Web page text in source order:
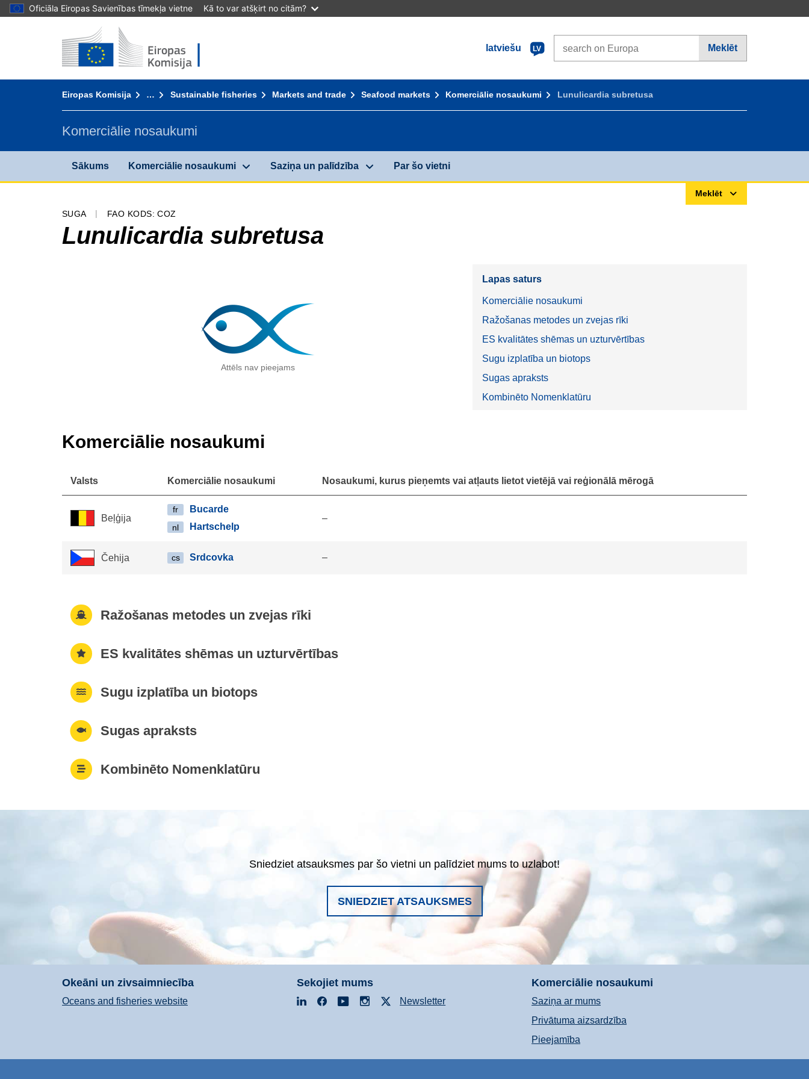
Oficiāla Eiropas Savienības tīmekļa vietne Kā to var atšķirt no citām?
Sākums - Eiropas Komisija
latviešu
LV Meklēt
Eiropas Komisija … Sustainable fisheries Markets and trade Seafood markets Komerciālie nosaukumi Lunulicardia subretusa
Komerciālie nosaukumi
Sākums Komerciālie nosaukumi Saziņa un palīdzība Par šo vietni
Meklēt
SUGA FAO KODS: COZ
Lunulicardia subretusa
Attēls nav pieejams
Lapas saturs
Komerciālie nosaukumi
Ražošanas metodes un zvejas rīki
ES kvalitātes shēmas un uzturvērtības
Sugu izplatība un biotops
Sugas apraksts
Kombinēto Nomenklatūru
Komerciālie nosaukumi
Valsts Komerciālie nosaukumi Nosaukumi, kurus pieņemts vai atļauts lietot vietējā vai reģionālā mērogā
Beļģija
fr Bucarde
nl Hartschelp
–
Čehija cs Srdcovka –
Ražošanas metodes un zvejas rīki
ES kvalitātes shēmas un uzturvērtības
Sugu izplatība un biotops
Sugas apraksts
Kombinēto Nomenklatūru
Sniedziet atsauksmes par šo vietni un palīdziet mums to uzlabot!
SNIEDZIET ATSAUKSMES
Okeāni un zivsaimniecība
Oceans and fisheries website
Sekojiet mums
LinkedInFacebookYouTubeInstagramNewsletter
Komerciālie nosaukumi
Saziņa ar mums
Privātuma aizsardzība
Pieejamība